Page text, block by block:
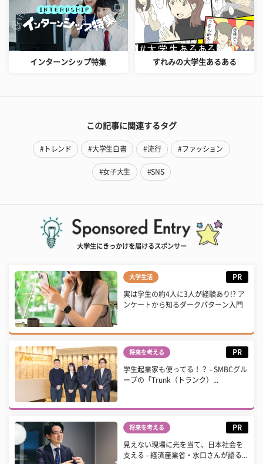
インターンシップ特集 すれみの大学生あるある
この記事に関連するタグ
#トレンド #大学生白書 #流行 #ファッション
#女子大生 #SNS
大学生にきっかけを届けるスポンサー
大学生活 PR
実は学生の約4人に3人が経験あり!? ア
ンケートから知るダークパターン入門
将来を考える PR
学生起業家も使ってる！？ - SMBCグル
ープの「Trunk（トランク）...
将来を考える PR
見えない現場に光を当て、日本社会を
支える - 経済産業省・水口さんが語る...